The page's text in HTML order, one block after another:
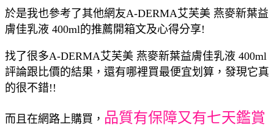
於是我也參考了其他網友A-DERMA艾芙美 燕麥新葉益
膚佳乳液 400ml的推薦開箱文及心得分享!
找了很多A-DERMA艾芙美 燕麥新葉益膚佳乳液 400ml
評論跟比價的結果，還有哪裡買最便宜划算，發現它真
的很不錯!!
而且在網路上購買， 品質有保障又有七天鑑賞